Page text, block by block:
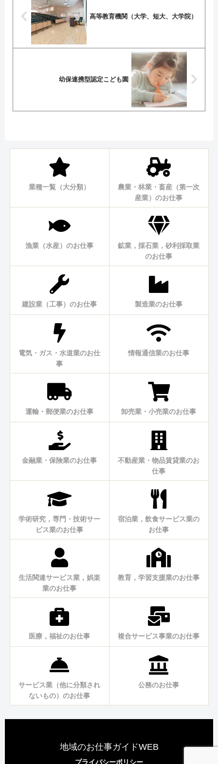
高等教育機関（大学、短大、大学院）
幼保連携型認定こども園
業種一覧（大分類）
農業・林業・畜産（第一次
産業）のお仕事
漁業（水産）のお仕事
鉱業，採石業，砂利採取業
のお仕事
建設業（工事）のお仕事 製造業のお仕事
電気・ガス・水道業のお仕
事
情報通信業のお仕事
運輸・郵便業のお仕事 卸売業・小売業のお仕事
金融業・保険業のお仕事
不動産業・物品賃貸業のお
仕事
学術研究，専門・技術サー
ビス業のお仕事
宿泊業，飲食サービス業の
お仕事
生活関連サービス業，娯楽
業のお仕事
教育，学習支援業のお仕事
医療，福祉のお仕事 複合サービス事業のお仕事
サービス業（他に分類され
ないもの）のお仕事
公務のお仕事
地域のお仕事ガイドWEB
プライバシーポリシー